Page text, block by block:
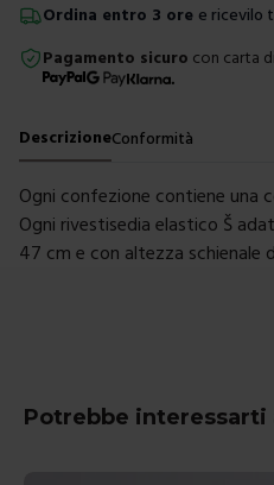
Ordina entro 3 ore e ricevilo
Pagamento sicuro con carta
DescrizioneConformità
Ogni confezione contiene una
Ogni rivestisedia elastico Š
47 cm e con altezza schienale
Potrebbe interessarti